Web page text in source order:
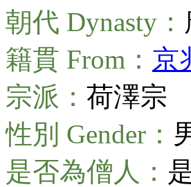
朝代 Dynasty：
籍貫 From： 京
宗派： 荷澤宗
性別 Gender：
是否為僧人：